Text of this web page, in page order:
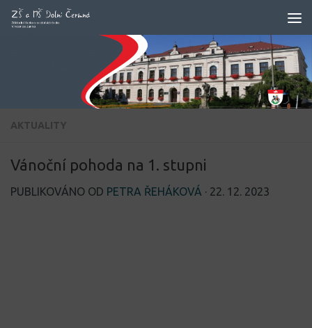
Skip to content
AKTUALITY
Vánoční pohoda na 1. stupni
PUBLIKOVÁNO OD PETRA ŘEHÁKOVÁ · 22. 12. 2023